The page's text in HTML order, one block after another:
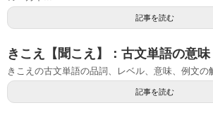
記事を読む
きこえ【聞こえ】：古文単語の意味
きこえの古文単語の品詞、レベル、意味、例文の
記事を読む